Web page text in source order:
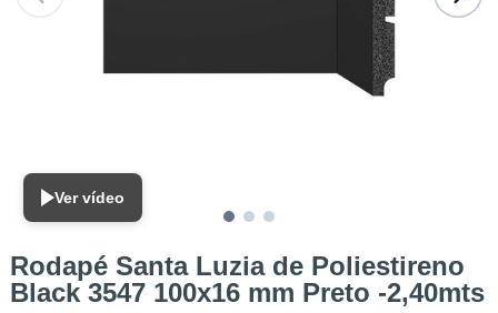
Ver vídeo
Rodapé Santa Luzia de Poliestireno
Black 3547 100x16 mm Preto -2,40mts